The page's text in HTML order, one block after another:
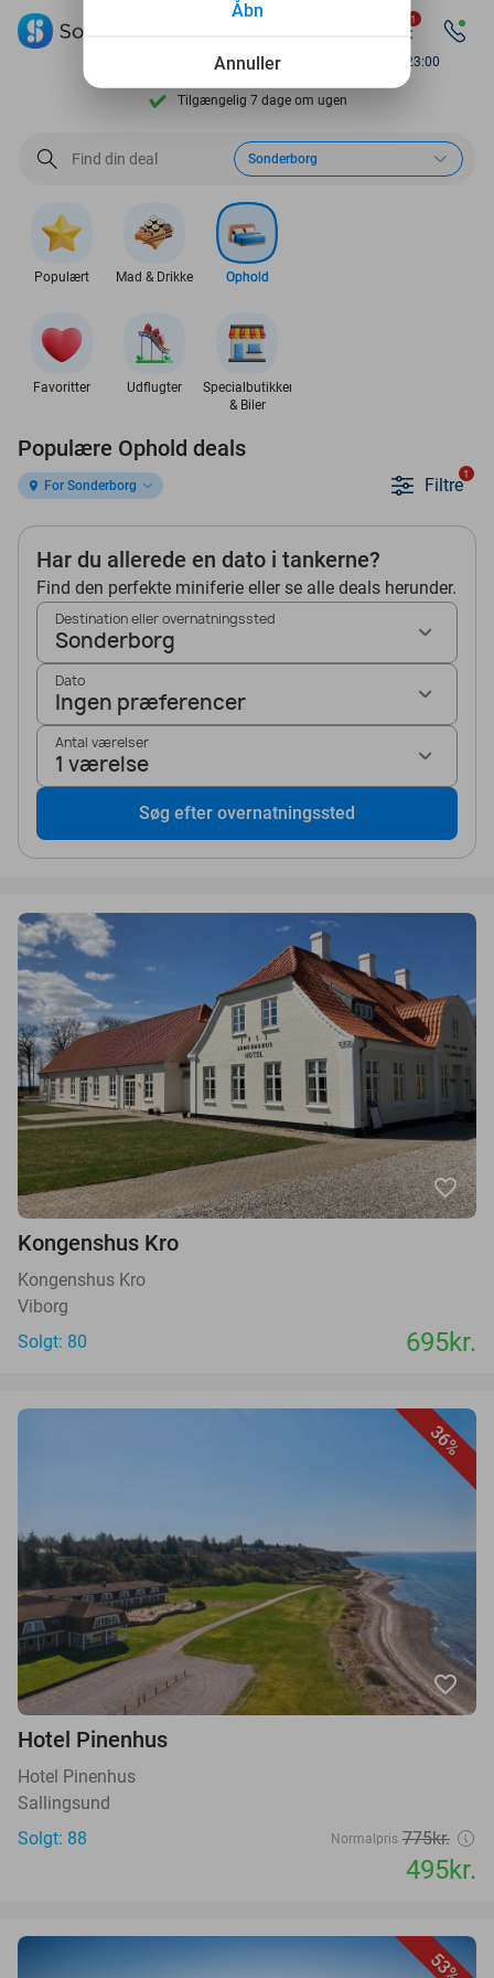
Se flere end 15.000 deals
Tilgængelig 7 dage om ugen
10+ millioner medlemmer
Se flere end 15.000 deals
Tilgængelig 7 dage om ugen
1
Available until 23:00
Populært Mad & Drikke Ophold
Favoritter Udflugter
Specialbutikker
& Biler
Sonderborg
Populære Ophold deals
For Sonderborg Filtre
1
Har du allerede en dato i tankerne?
Find den perfekte miniferie eller se alle deals herunder.
Destination eller overnatningssted
Sonderborg
Dato
Ingen præferencer
Antal værelser
1 værelse
Søg efter overnatningssted
favorite_border
Kongenshus Kro
Kongenshus Kro
Viborg
Solgt: 80
695kr.
36%
favorite_border
Hotel Pinenhus
Hotel Pinenhus
Sallingsund
Solgt: 88
Normalpris 775kr.
495kr.
53%
Annuller
Åbn